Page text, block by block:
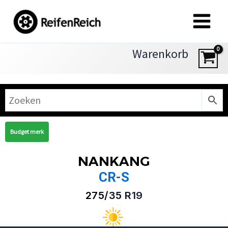
Inhalt
springen
Warenkorb
Budget merk
NANKANG
CR-S
275/35 R19